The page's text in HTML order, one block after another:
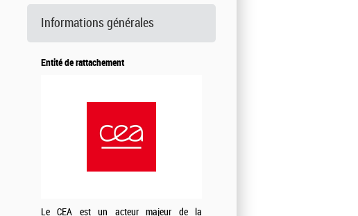
Informations générales
Entité de rattachement
Le CEA est un acteur majeur de la